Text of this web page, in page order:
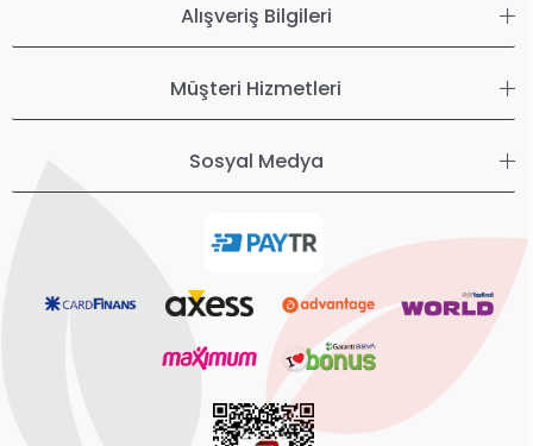
Alışveriş Bilgileri
Müşteri Hizmetleri
Sosyal Medya